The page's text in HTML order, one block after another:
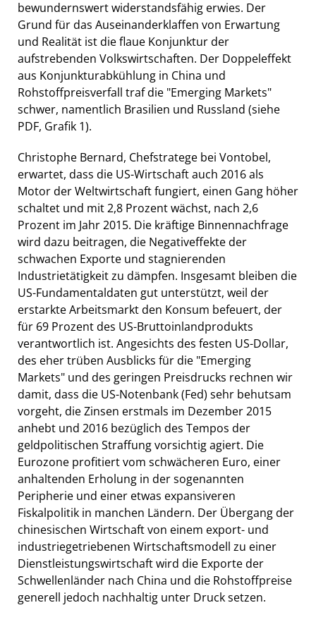
bewundernswert widerstandsfähig erwies. Der
Grund für das Auseinanderklaffen von Erwartung
und Realität ist die flaue Konjunktur der
aufstrebenden Volkswirtschaften. Der Doppeleffekt
aus Konjunkturabkühlung in China und
Rohstoffpreisverfall traf die "Emerging Markets"
schwer, namentlich Brasilien und Russland (siehe
PDF, Grafik 1).
Christophe Bernard, Chefstratege bei Vontobel,
erwartet, dass die US-Wirtschaft auch 2016 als
Motor der Weltwirtschaft fungiert, einen Gang höher
schaltet und mit 2,8 Prozent wächst, nach 2,6
Prozent im Jahr 2015. Die kräftige Binnennachfrage
wird dazu beitragen, die Negativeffekte der
schwachen Exporte und stagnierenden
Industrietätigkeit zu dämpfen. Insgesamt bleiben die
US-Fundamentaldaten gut unterstützt, weil der
erstarkte Arbeitsmarkt den Konsum befeuert, der
für 69 Prozent des US-Bruttoinlandprodukts
verantwortlich ist. Angesichts des festen US-Dollar,
des eher trüben Ausblicks für die "Emerging
Markets" und des geringen Preisdrucks rechnen wir
damit, dass die US-Notenbank (Fed) sehr behutsam
vorgeht, die Zinsen erstmals im Dezember 2015
anhebt und 2016 bezüglich des Tempos der
geldpolitischen Straffung vorsichtig agiert. Die
Eurozone profitiert vom schwächeren Euro, einer
anhaltenden Erholung in der sogenannten
Peripherie und einer etwas expansiveren
Fiskalpolitik in manchen Ländern. Der Übergang der
chinesischen Wirtschaft von einem export- und
industriegetriebenen Wirtschaftsmodell zu einer
Dienstleistungswirtschaft wird die Exporte der
Schwellenländer nach China und die Rohstoffpreise
generell jedoch nachhaltig unter Druck setzen.